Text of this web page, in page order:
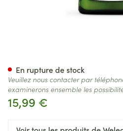
15,99 €
En rupture de stock
Veuillez nous contacter par
examinerons ensemble les